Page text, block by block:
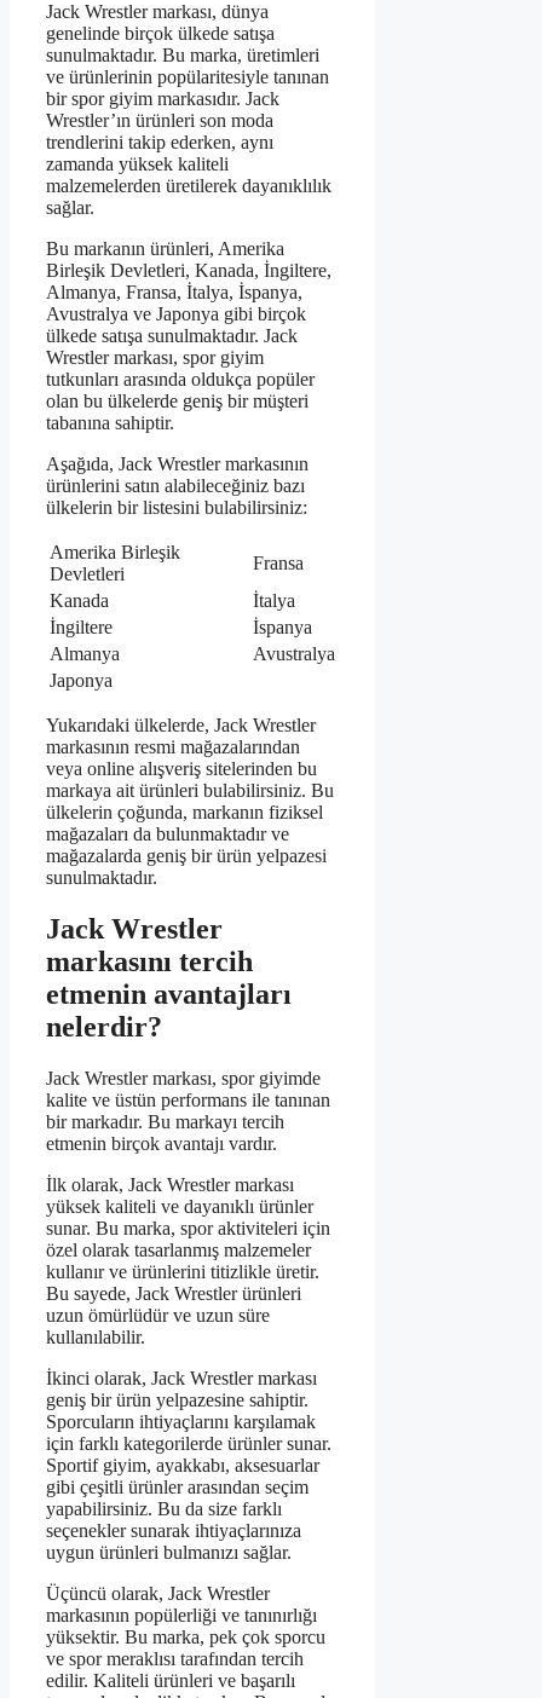
Jack Wrestler markası, dünya
genelinde birçok ülkede satışa
sunulmaktadır. Bu marka, üretimleri
ve ürünlerinin popülaritesiyle tanınan
bir spor giyim markasıdır. Jack
Wrestler’ın ürünleri son moda
trendlerini takip ederken, aynı
zamanda yüksek kaliteli
malzemelerden üretilerek dayanıklılık
sağlar.
Bu markanın ürünleri, Amerika
Birleşik Devletleri, Kanada, İngiltere,
Almanya, Fransa, İtalya, İspanya,
Avustralya ve Japonya gibi birçok
ülkede satışa sunulmaktadır. Jack
Wrestler markası, spor giyim
tutkunları arasında oldukça popüler
olan bu ülkelerde geniş bir müşteri
tabanına sahiptir.
Aşağıda, Jack Wrestler markasının
ürünlerini satın alabileceğiniz bazı
ülkelerin bir listesini bulabilirsiniz:
Amerika Birleşik
Devletleri
Fransa
Kanada
İtalya
İngiltere
İspanya
Almanya
Avustralya
Japonya
Yukarıdaki ülkelerde, Jack Wrestler
markasının resmi mağazalarından
veya online alışveriş sitelerinden bu
markaya ait ürünleri bulabilirsiniz. Bu
ülkelerin çoğunda, markanın fiziksel
mağazaları da bulunmaktadır ve
mağazalarda geniş bir ürün yelpazesi
sunulmaktadır.
Jack Wrestler
markasını tercih
etmenin avantajları
nelerdir?
Jack Wrestler markası, spor giyimde
kalite ve üstün performans ile tanınan
bir markadır. Bu markayı tercih
etmenin birçok avantajı vardır.
İlk olarak, Jack Wrestler markası
yüksek kaliteli ve dayanıklı ürünler
sunar. Bu marka, spor aktiviteleri için
özel olarak tasarlanmış malzemeler
kullanır ve ürünlerini titizlikle üretir.
Bu sayede, Jack Wrestler ürünleri
uzun ömürlüdür ve uzun süre
kullanılabilir.
İkinci olarak, Jack Wrestler markası
geniş bir ürün yelpazesine sahiptir.
Sporcuların ihtiyaçlarını karşılamak
için farklı kategorilerde ürünler sunar.
Sportif giyim, ayakkabı, aksesuarlar
gibi çeşitli ürünler arasından seçim
yapabilirsiniz. Bu da size farklı
seçenekler sunarak ihtiyaçlarınıza
uygun ürünleri bulmanızı sağlar.
Üçüncü olarak, Jack Wrestler
markasının popülerliği ve tanınırlığı
yüksektir. Bu marka, pek çok sporcu
ve spor meraklısı tarafından tercih
edilir. Kaliteli ürünleri ve başarılı